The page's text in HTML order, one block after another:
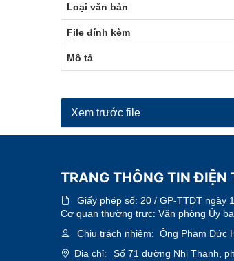
Loại văn bản
File đính kèm
Mô tả
Xem trước file
TRANG THÔNG TIN ĐIỆN
Giấy phép số: 20 / GP-TTĐT ngày
Cơ quan thường trực: Văn phòng Ủy
Chịu trách nhiệm: Ông Phạm Đức
Địa chỉ:
Số 71 đường Nhị Thanh,